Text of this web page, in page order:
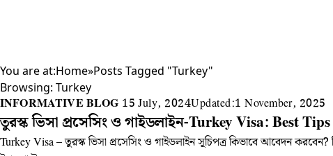
You are at:Home»Posts Tagged "Turkey"
Browsing: Turkey
INFORMATIVE BLOG 15 July, 2024Updated:1 November, 2025
তুরস্ক ভিসা প্রসেসিং ও গাইডলাইন-Turkey Visa: Best
Turkey Visa – তুরস্ক ভিসা প্রসেসিং ও গাইডলাইন সূচিপত্র কিভাবে আবেদন